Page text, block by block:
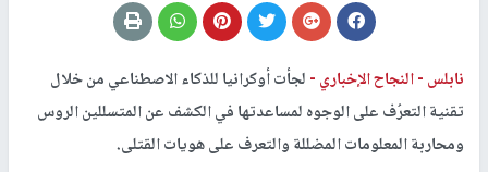
نابلس -النجاح الإخباري -لجأت أوكرانيا للذكاء الاصطناعي من خلال
تقنية التعرُف على الوجوه لمساعدتها في الكشف عن المتسللين الروس
ومحاربة المعلومات المضللة والتعرف على هويات القتلى.